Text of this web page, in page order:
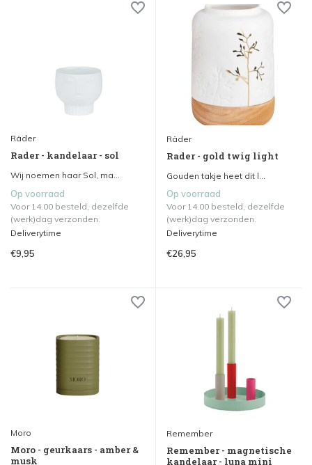
Räder
Rader - kandelaar - sol
Wij noemen haar Sol, ma...
Op voorraad
Voor 14.00 besteld, dezelfde
(werk)dag verzonden.
Deliverytime
€9,95
Räder
Rader - gold twig light
Gouden takje heet dit l...
Op voorraad
Voor 14.00 besteld, dezelfde
(werk)dag verzonden.
Deliverytime
€26,95
Moro
Moro - geurkaars - amber &
musk
Remember
Remember - magnetische
kandelaar - luna mini